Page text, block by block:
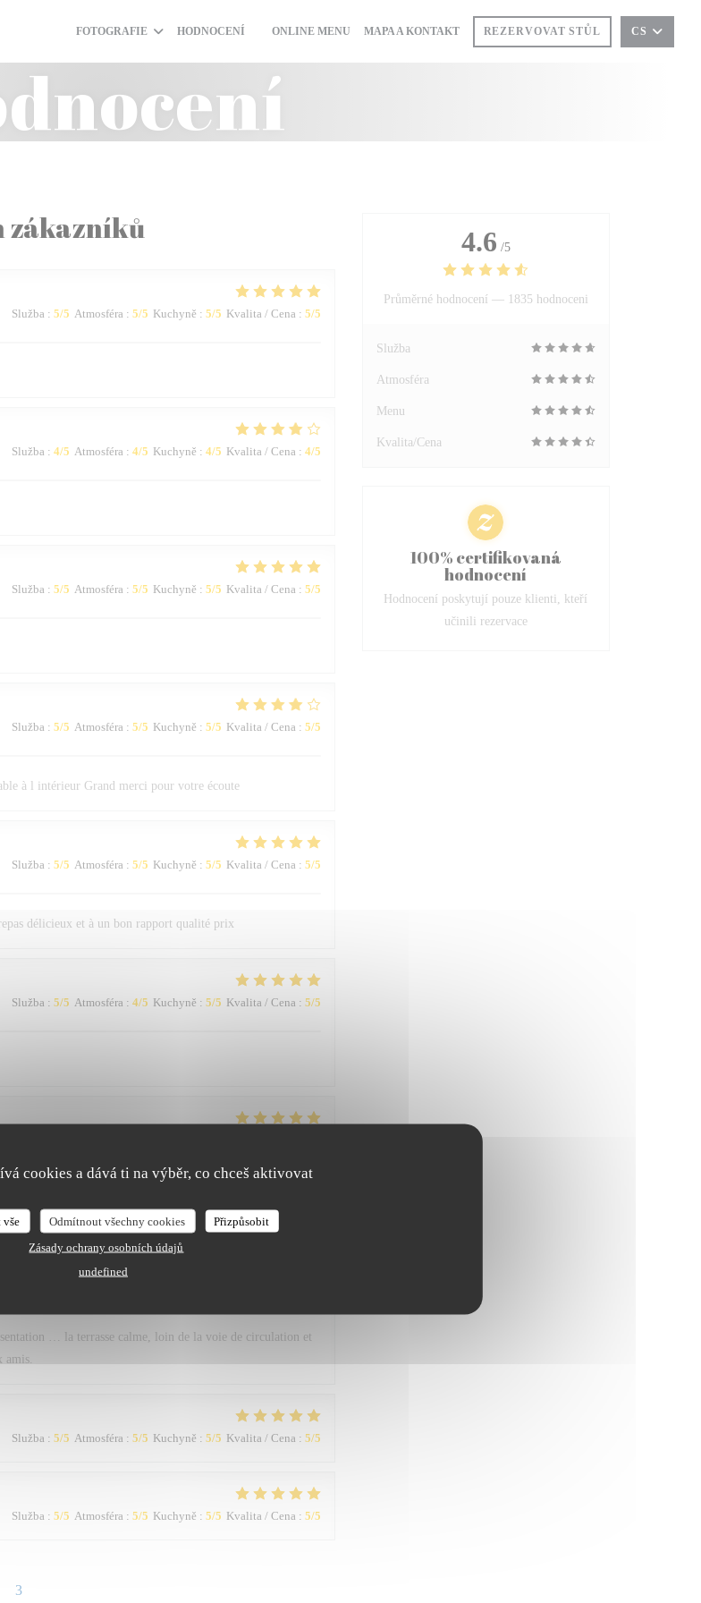
cookies a dává ti na výběr, co chceš aktivovat
vše Odmítnout všechny cookies
Přizpůsobit
Zásady ochrany osobních údajů
undefined
FOTOGRAFIE HODNOCENÍ ONLINE MENU((OTEVŘE SE V NOVÉM OKNĚ))
MAPA A KONTAKT REZERVOVAT STŮL CS
zákazníků
Služba : 5/5 Atmosféra : 5/5 Kuchyně : 5/5 Kvalita / Cena : 5/5
Služba : 4/5 Atmosféra : 4/5 Kuchyně : 4/5 Kvalita / Cena : 4/5
Služba : 5/5 Atmosféra : 5/5 Kuchyně : 5/5 Kvalita / Cena : 5/5
Služba : 5/5 Atmosféra : 5/5 Kuchyně : 5/5 Kvalita / Cena : 5/5
à l intérieur Grand merci pour votre écoute
Služba : 5/5 Atmosféra : 5/5 Kuchyně : 5/5 Kvalita / Cena : 5/5
délicieux et à un bon rapport qualité prix
Služba : 5/5 Atmosféra : 4/5 Kuchyně : 5/5 Kvalita / Cena : 5/5
Atmosféra:
… la terrasse calme, loin de la voie de circulation et
amis.
Služba : 5/5 Atmosféra : 5/5 Kuchyně : 5/5 Kvalita / Cena : 5/5
Služba : 5/5 Atmosféra : 5/5 Kuchyně : 5/5 Kvalita / Cena : 5/5
3
4.6 /5
Průměrné hodnocení — 1835 hodnoceni
Služba
Atmosféra
Menu
Kvalita/Cena
100% certifikovaná
hodnocení
Hodnocení poskytují pouze klienti, kteří
učinili rezervace